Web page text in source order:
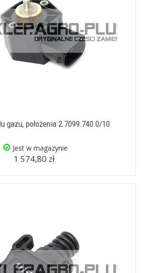
gazu, położenia 2.7099.740.0/10
Jest w magazynie
1 574,80 zł